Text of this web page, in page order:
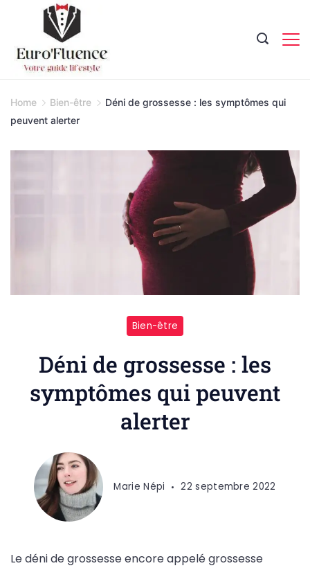
content
Home Bien-être
Déni de grossesse : les symptômes qui
peuvent alerter
Bien-être
Déni de grossesse : les
symptômes qui peuvent
alerter
Marie Népi 22 septembre 2022
Le déni de grossesse encore appelé grossesse